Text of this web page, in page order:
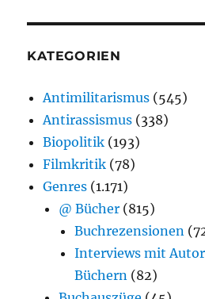
KATEGORIEN
Antimilitarismus (545)
Antirassismus (338)
Biopolitik (193)
Filmkritik (78)
Genres (1.171)
@ Bücher (815)
Buchrezensionen
Interviews mit
Büchern (82)